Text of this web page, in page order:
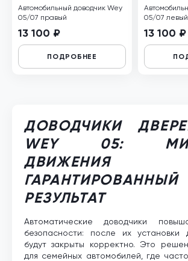
Автомобильный доводчик Wey
05/07 правый
13 100 ₽
ПОДРОБНЕЕ
05/07 левый
13 100 ₽
ДОВОДЧИКИ
WEY 05:
ГАРАНТИРОВАННЫЙ
РЕЗУЛЬТАТ
Автоматические доводчики
безопасности: после их установки
будут закрыты корректно. Это
для семейных автомобилей, где